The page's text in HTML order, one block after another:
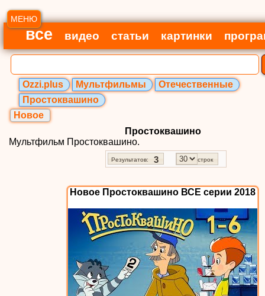
МЕНЮ
все видео статьи картинки
Ozzi.plus Мультфильмы
Отечественные
Простоквашино
Новое
Простоквашино
Мультфильм Простоквашино.
Результатов: 3 строк
Новое Простоквашино ВСЕ серии 2018